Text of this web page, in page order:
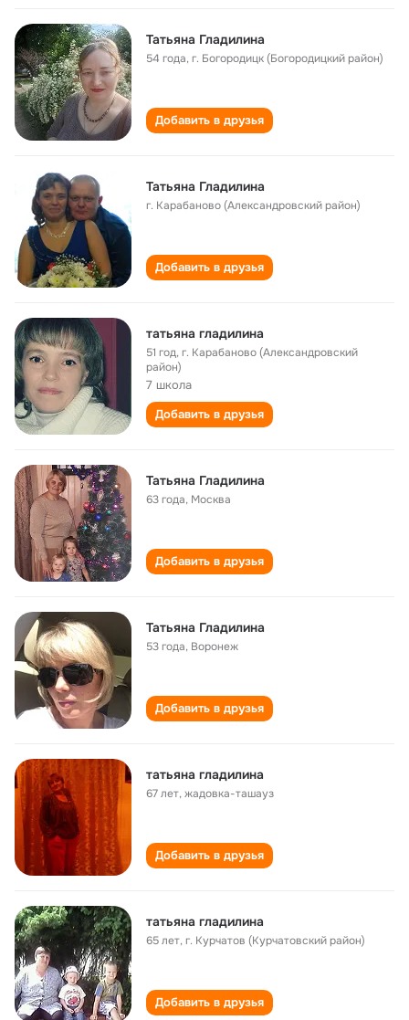
Татьяна Гладилина
54 года,г. Богородицк (Богородицкий район)
Добавить в друзья
Татьяна Гладилина
г. Карабаново (Александровский район)
Добавить в друзья
татьяна гладилина
51 год,г. Карабаново (Александровский
район)
7 школа
Добавить в друзья
Татьяна Гладилина
63 года, Москва
Добавить в друзья
Татьяна Гладилина
53 года, Воронеж
Добавить в друзья
татьяна гладилина
67 лет,жадовка-ташауз
Добавить в друзья
татьяна гладилина
65 лет,г. Курчатов (Курчатовский район)
Добавить в друзья